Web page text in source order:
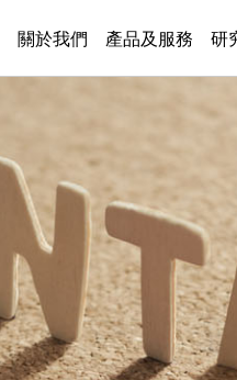
關於我們 產品及服務 研